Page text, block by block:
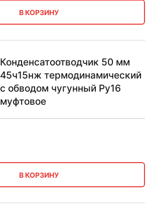
В КОРЗИНУ
Конденсатоотводчик 50 мм
45ч15нж термодинамический
с обводом чугунный Ру16
муфтовое
В КОРЗИНУ